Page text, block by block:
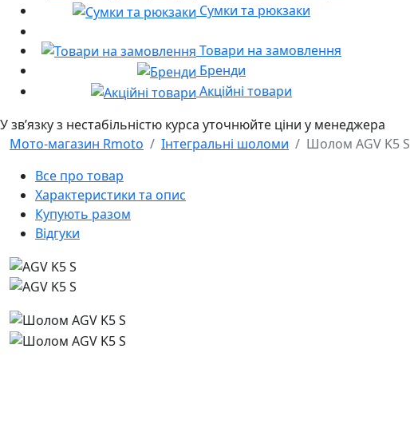
Сумки та рюкзаки
Товари на замовлення
Бренди
Акційні товари
У звʼязку з нестабільністю курса уточнюйте ціни у менеджера
Мото-магазин Rmoto
Інтегральні шоломи
Шолом AGV K5 S
Все про товар
Характеристики та опис
Купують разом
Відгуки